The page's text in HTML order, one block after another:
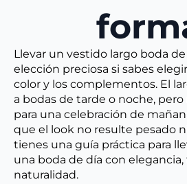
Llevar un vestido largo boda
elección preciosa si sabes
color y los complementos. El
a bodas de tarde o noche,
para una celebración de
que el look no resulte pesado
tienes una guía práctica para
una boda de día con elegancia,
naturalidad.